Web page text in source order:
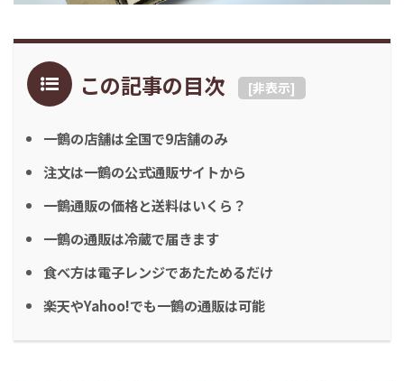
この記事の目次 [非表示]
一鶴の店舗は全国で9店舗のみ
注文は一鶴の公式通販サイトから
一鶴通販の価格と送料はいくら？
一鶴の通販は冷蔵で届きます
食べ方は電子レンジであたためるだけ
楽天やYahoo!でも一鶴の通販は可能